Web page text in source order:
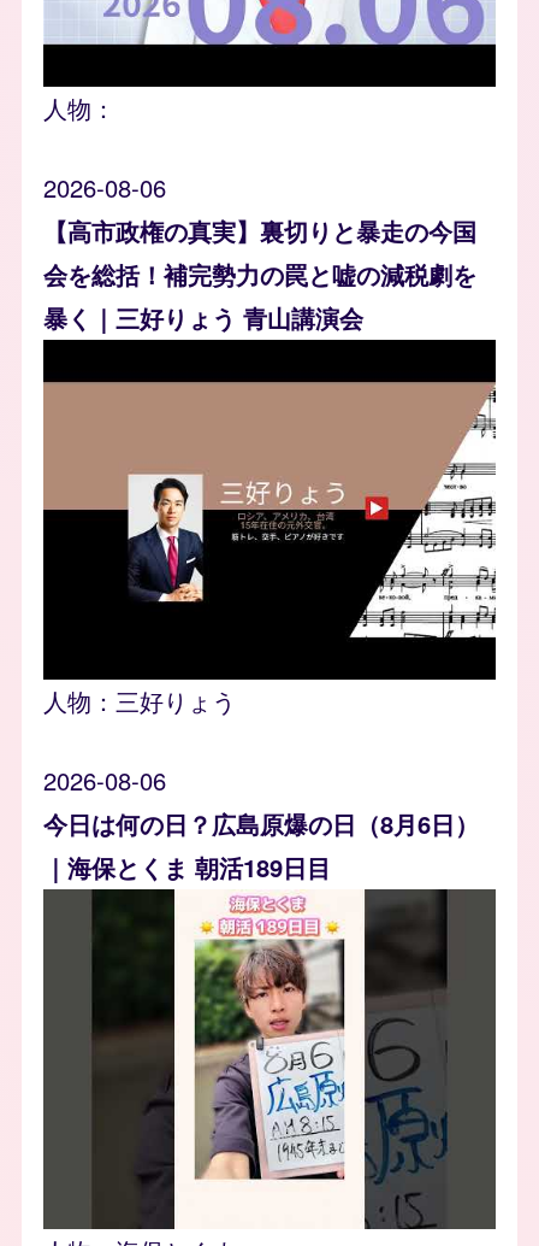
人物：
2026-08-06
【高市政権の真実】裏切りと暴走の今国
会を総括！補完勢力の罠と嘘の減税劇を
暴く｜三好りょう 青山講演会
人物： 三好りょう
2026-08-06
今日は何の日？広島原爆の日（8月6日）
｜海保とくま 朝活189日目